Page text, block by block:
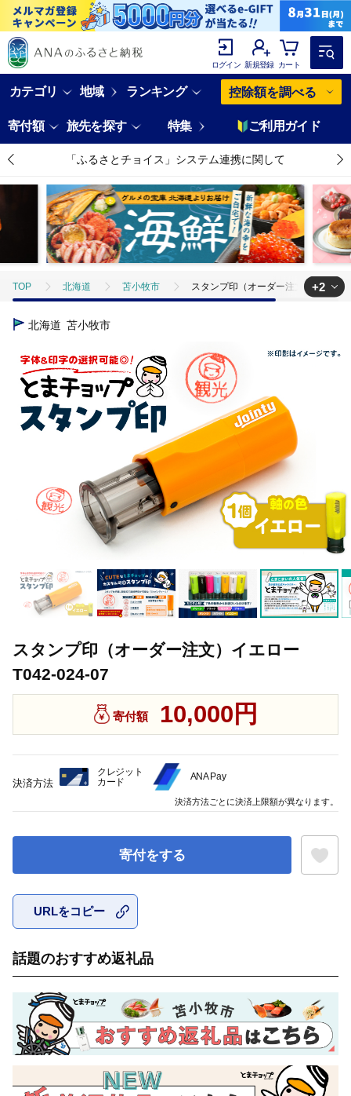
ログイン 新規登録 カート
カテゴリ 地域 ランキング 控除額を調べる
寄付額 旅先を探す 特集 ご利用ガイド
「ふるさとチョイス」システム連携に関して
TOP 北海道 苫小牧市 スタンプ印（オーダー注文）イエロ
TOP
+2
北海道 苫小牧市
スタンプ印（オーダー注文）イエロー
T042-024-07
寄付額 10,000円
寄付をする
URLをコピー
話題のおすすめ返礼品
決済方法
クレジット
カード
ANA Pay
決済方法ごとに決済上限額が異なります。